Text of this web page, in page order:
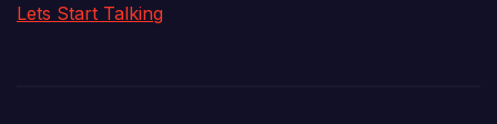
Lets Start Talking